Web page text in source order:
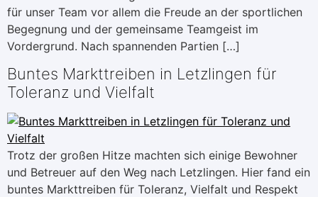
für unser Team vor allem die Freude an der sportlichen
Begegnung und der gemeinsame Teamgeist im
Vordergrund. Nach spannenden Partien […]
Buntes Markttreiben in Letzlingen für
Toleranz und Vielfalt
Trotz der großen Hitze machten sich einige Bewohner
und Betreuer auf den Weg nach Letzlingen. Hier fand ein
buntes Markttreiben für Toleranz, Vielfalt und Respekt